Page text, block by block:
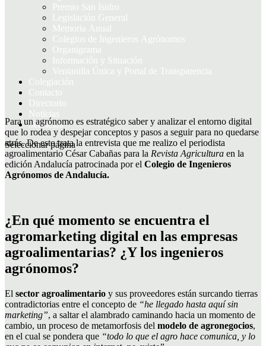
Premio San Isidro
Legislación General
Memoria Anual
Colegios de Ingenieros Agrónomos
Organigrama
Información y Situación
Ventanilla Única y Portal de Transparencia
Colegiación
Contacto
Directorio
Noticias
Servicios
Seleccionar página
Para un agrónomo es estratégico saber y analizar el entorno digital
que lo rodea y despejar conceptos y pasos a seguir para no quedarse
atrás. De esto trata la entrevista que me realizo el periodista
agroalimentario César Cabañas para la Revista Agricultura en la
edición Andalucía patrocinada por el Colegio de Ingenieros
Agrónomos de Andalucía.
¿En qué momento se encuentra el
agromarketing digital en las empresas
agroalimentarias? ¿Y los ingenieros
agrónomos?
El sector agroalimentario y sus proveedores están surcando tierras
contradictorias entre el concepto de “he llegado hasta aquí sin
marketing”, a saltar el alambrado caminando hacia un momento de
cambio, un proceso de metamorfosis del modelo de agronegocios,
en el cual se pondera que “todo lo que el agro hace comunica, y lo